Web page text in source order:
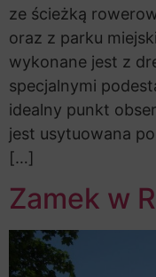
ze ścieżką
oraz z parku
wykonane jest z
specjalnymi
idealny punkt
jest usytuowana
[…]
Zamek w